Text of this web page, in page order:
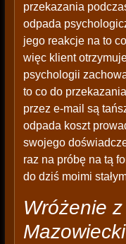
przekazania
odpada
jego reakcje na to
więc klient
psychologii
to co do
przez e-mail są
odpada koszt
swojego
raz na próbę na tą
do dziś moimi
Wróżenie
Mazowiecki